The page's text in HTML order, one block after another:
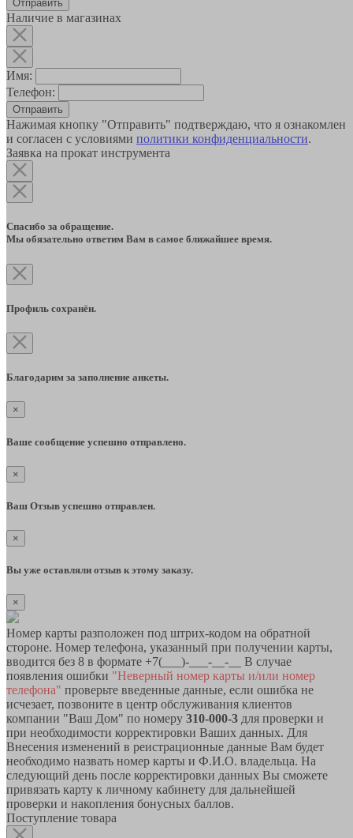
Наличие в магазинах
Имя:
Телефон:
Отправить
Нажимая кнопку "Отправить" подтверждаю, что я ознакомлен
и согласен с условиями политики конфиденциальности.
Заявка на прокат инструмента
Спасибо за обращение.
Мы обязательно ответим Вам в самое ближайшее время.
Профиль сохранён.
Благодарим за заполнение анкеты.
×
Ваше сообщение успешно отправлено.
×
Ваш Отзыв успешно отправлен.
×
Вы уже оставляли отзыв к этому заказу.
×
Номер карты разположен под штрих-кодом на обратной
стороне. Номер телефона, указанный при получении карты,
вводится без 8 в формате +7(___)-___-__-__ В случае
появления ошибки "Неверный номер карты и/или номер
телефона" проверьте введенные данные, если ошибка не
исчезает, позвоните в центр обслуживания клиентов
компании "Ваш Дом" по номеру 310-000-3 для проверки и
при необходимости корректировки Ваших данных. Для
Внесения изменений в реистрационные данные Вам будет
необходимо назвать номер карты и Ф.И.О. владельца. На
следующий день после корректировки данных Вы сможете
привязать карту к личному кабинету для дальнейшей
проверки и накопления бонусных баллов.
Поступление товара